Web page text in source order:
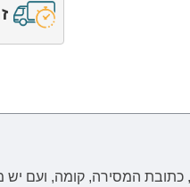
המסירה, קומה, ועם יש